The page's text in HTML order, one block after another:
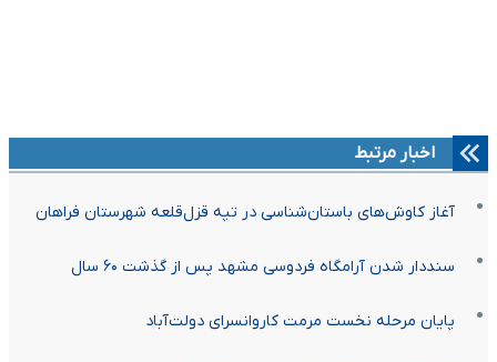
اخبار مرتبط
آغاز کاوش‌های باستان‌شناسی در تپه قزل‌قلعه شهرستان فراهان
سنددار شدن آرامگاه فردوسی مشهد پس از گذشت ۶۰ سال
پایان مرحله نخست مرمت کاروانسرای دولت‌آباد